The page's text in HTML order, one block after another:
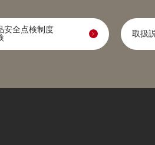
安全点検制度
取扱